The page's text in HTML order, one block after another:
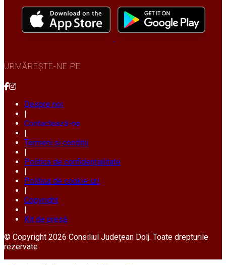
URMĂREȘTE-NE PE
Despre noi
Contactează-ne
Termeni și condiții
Politica de confidențialitate
Politica de cookie-uri
Copyright
Kit de presă
© Copyright 2026 Consiliul Județean Dolj. Toate drepturile
rezervate